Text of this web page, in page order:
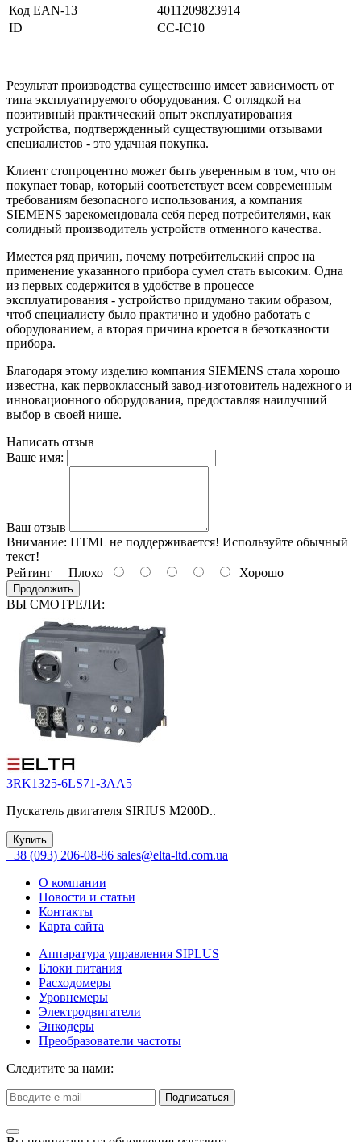
Код EAN-13
4011209823914
ID
CC-IC10
Результат производства существенно имеет зависимость от
типа эксплуатируемого оборудования. С оглядкой на
позитивный практический опыт эксплуатирования
устройства, подтвержденный существующими отзывами
специалистов - это удачная покупка.
Клиент стопроцентно может быть уверенным в том, что он
покупает товар, который соответствует всем современным
требованиям безопасного использования, а компания
SIEMENS зарекомендовала себя перед потребителями, как
солидный производитель устройств отменного качества.
Имеется ряд причин, почему потребительский спрос на
применение указанного прибора сумел стать высоким. Одна
из первых содержится в удобстве в процессе
эксплуатирования - устройство придумано таким образом,
чтоб специалисту было практично и удобно работать с
оборудованием, а вторая причина кроется в безотказности
прибора.
Благодаря этому изделию компания SIEMENS стала хорошо
известна, как первоклассный завод-изготовитель надежного и
инновационного оборудования, предоставляя наилучший
выбор в своей нише.
Написать отзыв
Ваше имя:
Ваш отзыв
Внимание: HTML не поддерживается! Используйте обычный
текст!
Рейтинг Плохо Хорошо
Продолжить
ВЫ СМОТРЕЛИ:
3RK1325-6LS71-3AA5
Пускатель двигателя SIRIUS M200D..
Купить
+38 (093) 206-08-86 sales@elta-ltd.com.ua
О компании
Новости и статьи
Контакты
Карта сайта
Аппаратура управления SIPLUS
Блоки питания
Расходомеры
Уровнемеры
Электродвигатели
Энкодеры
Преобразователи частоты
Следитите за нами:
Подписаться